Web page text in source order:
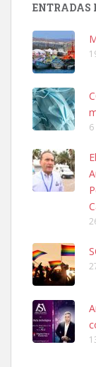
Leales.org »
SHIBA
PERRO MACHO
06/07/2025
Leales.org »
Ninfa perdida
El día 5 se los
calle, se perdió
ENTRADAS